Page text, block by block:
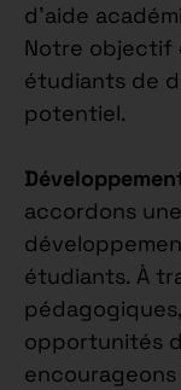
d’aide
Notre objectif
étudiants de
potentiel.
accordons
étudiants. À
opportunités